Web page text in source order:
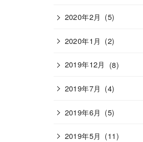
2020年2月 (5)
2020年1月 (2)
2019年12月 (8)
2019年7月 (4)
2019年6月 (5)
2019年5月 (11)